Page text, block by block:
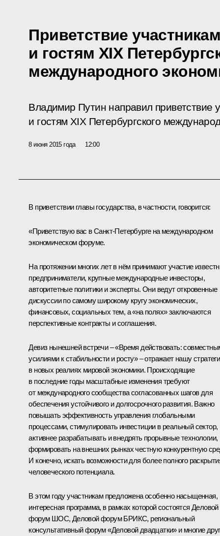
Приветствие
и гостям XIX
международного
Владимир Путин направил приветствие
и гостям XIX Петербургского
8 июня 2015 года 12:00
В приветствии главы государства, в частности, говорится:
«Приветствую вас в Санкт-Петербурге на международном
экономическом форуме.
На протяжении многих лет в нём принимают участие
предприниматели, крупные международные инвесторы,
авторитетные политики и эксперты. Они ведут откровенные
дискуссии по самому широкому кругу экономических,
финансовых, социальных тем, а «на полях» заключаются
перспективные контракты и соглашения.
Девиз нынешней встречи – «Время действовать:
усилиями к стабильности и росту» – отражает нашу
в новых реалиях мировой экономики. Происходящие
в последние годы масштабные изменения требуют
от международного сообщества согласованных шагов для
обеспечения устойчивого и долгосрочного развития. Важно
повышать эффективность управления глобальными
процессами, стимулировать инвестиции в реальный сектор,
активнее разрабатывать и внедрять прорывные технологии,
формировать на внешних рынках честную конкурентную
И конечно, искать возможности для более полного
человеческого потенциала.
В этом году участникам предложена особенно насыщенная,
интересная программа, в рамках которой состоятся Деловой
форум ШОС, Деловой форумБРИКС, региональный
консультативный форум «Деловой двадцатки» и многие